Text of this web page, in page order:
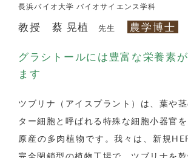
長浜バイオ大学 バイオサイエンス学科
教授 蔡 晃植 先生 農学博士
グラシトールには豊富な栄養素
ます
ツブリナ（アイスプラント）は、葉や
ター細胞と呼ばれる特殊な細胞小器官
原産の多肉植物です。我々は、新規